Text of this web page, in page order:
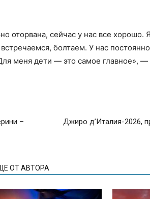
оторвана, сейчас у нас все
болтаем. У нас
меня дети — это самое главное», —
–
Джиро д’Италия-2026,
ОТ АВТОРА